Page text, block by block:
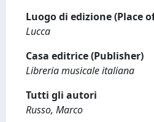
Luogo di edizione (Place
Lucca
Casa editrice (Publisher)
Libreria musicale italiana
Tutti gli autori
Russo, Marco